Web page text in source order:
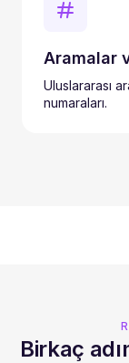
Aramalar
Uluslararası
numaraları.
Birkaç